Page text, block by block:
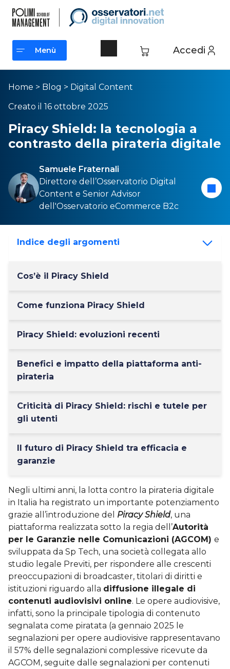
Accedi
Menù
Menù
Home > Blog > Digital Content
Creato il 16 ottobre 2025
Piracy Shield: la tecnologia a
contrasto della pirateria digitale
Samuele Fraternali
Direttore dell’Osservatorio Digital
Content e Senior Advisor
dell'Osservatorio eCommerce B2c
Indice degli argomenti
Cos’è il Piracy Shield
Come funziona Piracy Shield
Piracy Shield: evoluzioni recenti
Benefici e impatto della piattaforma anti-
pirateria
Criticità di Piracy Shield: rischi e tutele per
gli utenti
Il futuro di Piracy Shield tra efficacia e
garanzie
Negli ultimi anni, la lotta contro la pirateria digitale
in Italia ha registrato un importante potenziamento
grazie all’introduzione del Piracy Shield, una
piattaforma realizzata sotto la regia dell’Autorità
per le Garanzie nelle Comunicazioni (AGCOM) e
sviluppata da Sp Tech, una società collegata allo
studio legale Previti, per rispondere alle crescenti
preoccupazioni di broadcaster, titolari di diritti e
istituzioni riguardo alla diffusione illegale di
contenuti audiovisivi online. Le opere audiovisive,
infatti, sono la principale tipologia di contenuto
segnalata come piratata (a gennaio 2025 le
segnalazioni per opere audiovisive rappresentavano
il 57% delle segnalazioni complessive ricevute da
AGCOM, seguite dalle segnalazioni per contenuti